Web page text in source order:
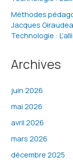
Méthodes
Jacques
Technologie :
Archives
juin 2026
mai 2026
avril 2026
mars 2026
décembre 2025